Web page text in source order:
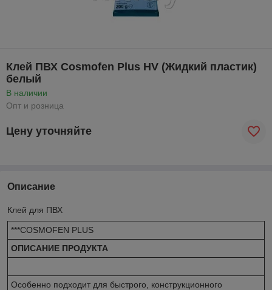
Клей ПВХ Cosmofen Plus HV (Жидкий пластик)
белый
В наличии
Опт и розница
Цену уточняйте
Описание
Клей для ПВХ
***COSMOFEN PLUS
ОПИСАНИЕ ПРОДУКТА
Особенно подходит для быстрого, конструкционного